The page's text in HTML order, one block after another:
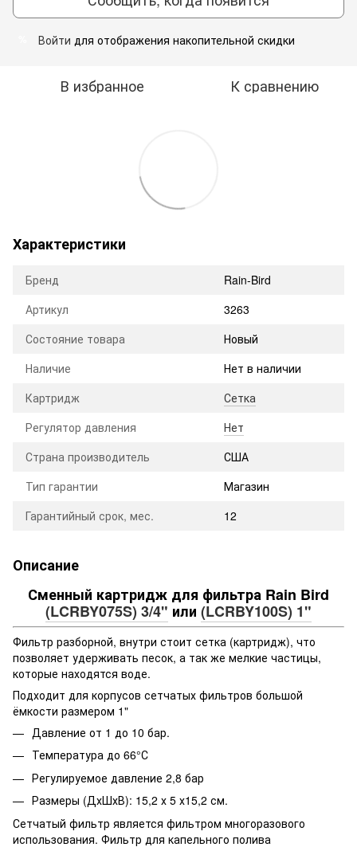
Войти для отображения накопительной скидки
В избранное К сравнению
Характеристики
Бренд
Rain-Bird
Артикул
3263
Состояние товара
Новый
Наличие
Нет в наличии
Картридж
Сетка
Регулятор давления
Нет
Страна производитель
США
Тип гарантии
Магазин
Гарантийный срок, мес.
12
Описание
Сменный картридж для фильтра Rain Bird
(LCRBY075S) 3/4" или (LCRBY100S) 1"
Фильтр разборной, внутри стоит сетка (картридж), что
позволяет удерживать песок, а так же мелкие частицы,
которые находятся воде.
Подходит для корпусов сетчатых фильтров большой
ёмкости размером 1"
Давление от 1 до 10 бар.
Температура до 66°С
Регулируемое давление 2,8 бар
Размеры (ДхШхВ): 15,2 х 5 х15,2 см.
Сетчатый фильтр является фильтром многоразового
использования. Фильтр для капельного полива